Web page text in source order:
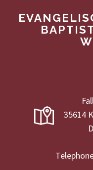
35614